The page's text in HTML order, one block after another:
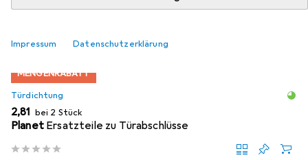
Impressum Datenschutzerklärung
MENGENRABATT
Türdichtung
EUR
2,81 bei 2 Stück
Planet Ersatzteile zu Türabschlüsse